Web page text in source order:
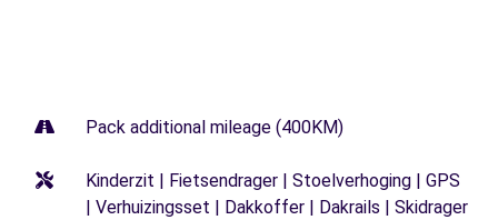
Pack additional mileage (400KM)
Kinderzit | Fietsendrager | Stoelverhoging | GPS
| Verhuizingsset | Dakkoffer | Dakrails | Skidrager